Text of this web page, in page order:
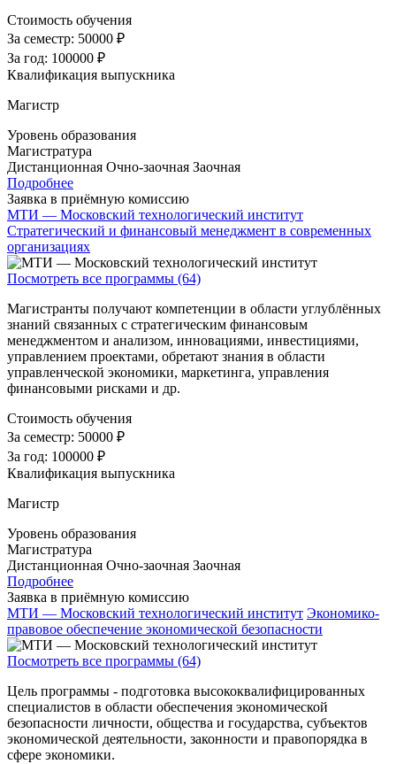
Стоимость обучения
За семестр: 50000 ₽
За год: 100000 ₽
Квалификация выпускника
Магистр
Уровень образования
Магистратура
Дистанционная Очно-заочная Заочная
Подробнее
Заявка в приёмную комиссию
МТИ — Московский технологический институт
Стратегический и финансовый менеджмент в современных
организациях
Посмотреть все программы (64)
Магистранты получают компетенции в области углублённых
знаний связанных с стратегическим финансовым
менеджментом и анализом, инновациями, инвестициями,
управлением проектами, обретают знания в области
управленческой экономики, маркетинга, управления
финансовыми рисками и др.
Стоимость обучения
За семестр: 50000 ₽
За год: 100000 ₽
Квалификация выпускника
Магистр
Уровень образования
Магистратура
Дистанционная Очно-заочная Заочная
Подробнее
Заявка в приёмную комиссию
МТИ — Московский технологический институт Экономико-
правовое обеспечение экономической безопасности
Посмотреть все программы (64)
Цель программы - подготовка высококвалифицированных
специалистов в области обеспечения экономической
безопасности личности, общества и государства, субъектов
экономической деятельности, законности и правопорядка в
сфере экономики.